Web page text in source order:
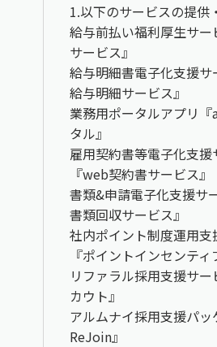
1.以下のサービスの提供
給与前払い福利厚生サー
サービス』
給与明細書電子化支援
給与明細サービス』
業務用ポータルアプリ『
タル』
雇用契約書等電子化支援
『web契約書サービス』
書類&申請電子化支援サ
書類回収サービス』
社内ポイント制度運用支
『ポイントインセンティ
リファラル採用支援サー
カウト』
アルムナイ採用支援パッ
ReJoin』